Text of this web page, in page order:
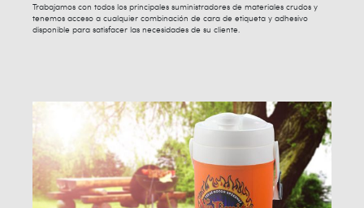
Trabajamos con todos los principales suministradores de materiales crudos y
tenemos acceso a cualquier combinación de cara de etiqueta y adhesivo
disponible para satisfacer las necesidades de su cliente.